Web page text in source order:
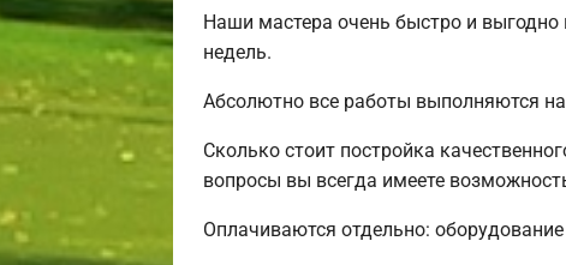
Наши мастера очень быстро и выгодно
недель.
Абсолютно все работы выполняются
Сколько стоит постройка
вопросы вы всегда имеете
Оплачиваются отдельно: